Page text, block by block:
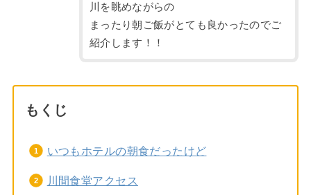
川を眺めながらの
まったり朝ご飯がとても良かったのでご
紹介します！！
もくじ
いつもホテルの朝食だったけど
川間食堂アクセス